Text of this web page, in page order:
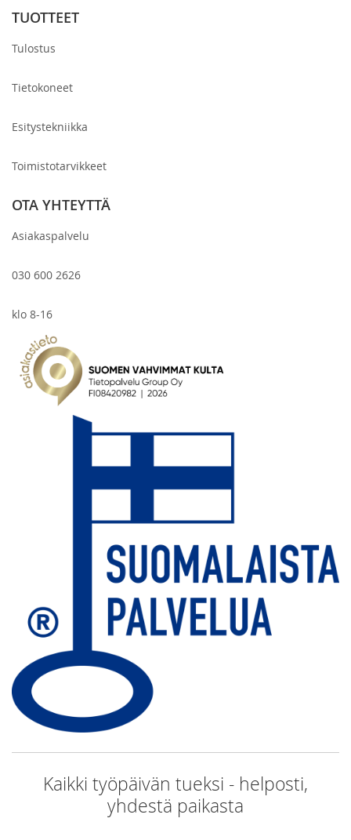
TUOTTEET
Tulostus
Tietokoneet
Esitystekniikka
Toimistotarvikkeet
OTA YHTEYTTÄ
Asiakaspalvelu
030 600 2626
klo 8-16
Kaikki työpäivän tueksi - helposti,
yhdestä paikasta